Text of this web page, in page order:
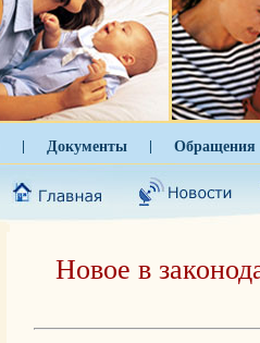
| Документы | Обращения
Новое в